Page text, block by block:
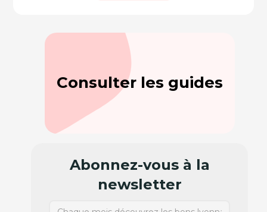
Consulter les guides
Abonnez-vous à la
newsletter